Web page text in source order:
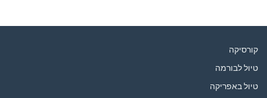
קורסיקה
טיול לבורמה
טיול באפריקה